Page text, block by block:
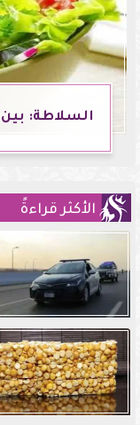
السلاطة:
الأكثر قراءةً